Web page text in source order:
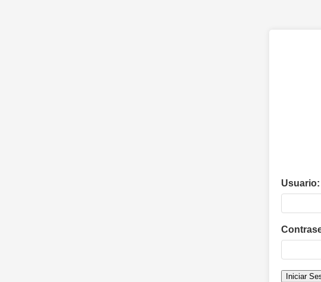
Usuario:
Iniciar